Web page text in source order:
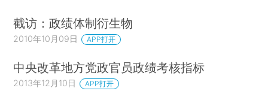
截访：政绩体制衍生物
2010年10月09日 APP打开
中央改革地方党政官员政绩考核指标
2013年12月10日 APP打开